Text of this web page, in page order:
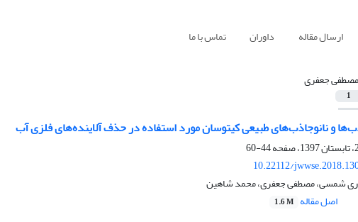
ارسال مقاله داوران تماس با ما
مصطفی جعفری
1
و نانوجاذب‌های طبیعی کیتوسان مورد استفاده در حذف آلاینده‌های فلزی آب
44-60
10.22112/
شمسی، مصطفی جعفری، محمد شاهین
اصل مقاله 1.6 M